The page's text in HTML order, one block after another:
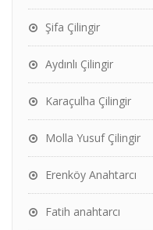
Şifa Çilingir
Aydınlı Çilingir
Karaçulha Çilingir
Molla Yusuf Çilingir
Erenköy Anahtarcı
Fatih anahtarcı